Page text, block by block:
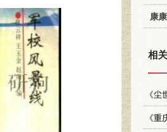
康康
相
《尘
《重